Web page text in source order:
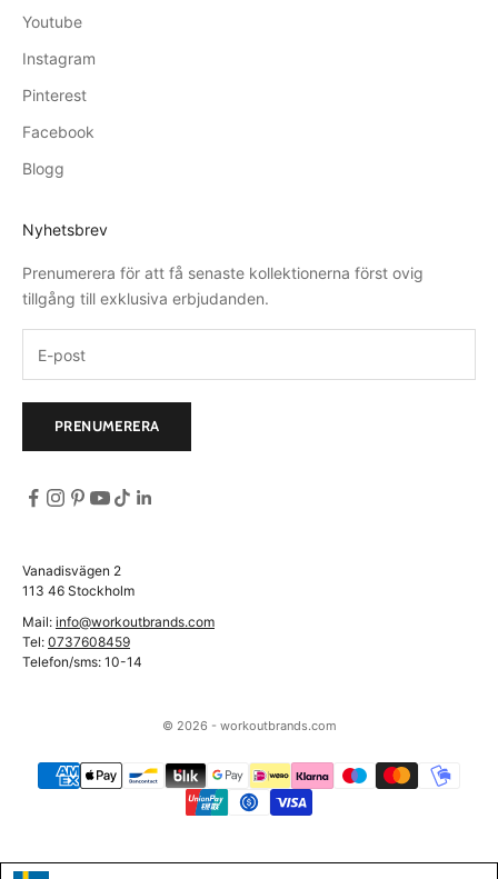
Youtube
Instagram
Pinterest
Facebook
Blogg
Nyhetsbrev
Prenumerera för att få senaste kollektionerna först ovig
tillgång till exklusiva erbjudanden.
PRENUMERERA
Vanadisvägen 2
113 46 Stockholm
Mail: info@workoutbrands.com
Tel: 0737608459
Telefon/sms: 10-14
© 2026 - workoutbrands.com